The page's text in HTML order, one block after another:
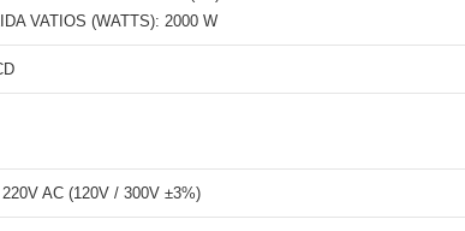
VATIOS (WATTS): 2000 W
AC (120V / 300V ±3%)